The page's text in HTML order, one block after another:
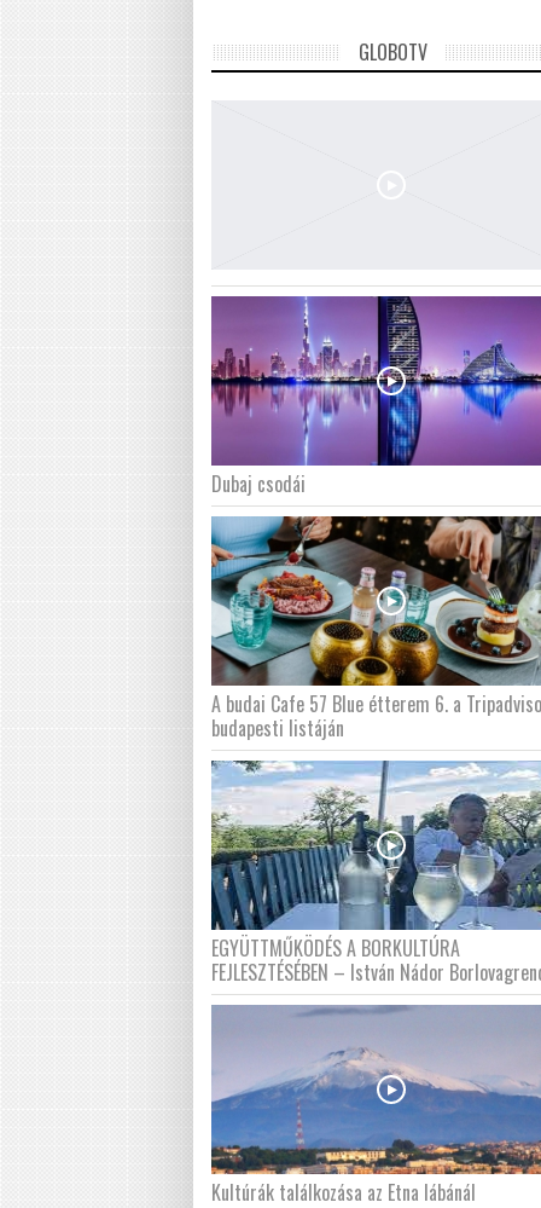
GLOBOTV
Dubaj csodái
A budai Cafe 57 Blue étterem 6. a
budapesti listáján
EGYÜTTMŰKÖDÉS A BORKULTÚRA
FEJLESZTÉSÉBEN – István Nádor
Kultúrák találkozása az Etna lábánál